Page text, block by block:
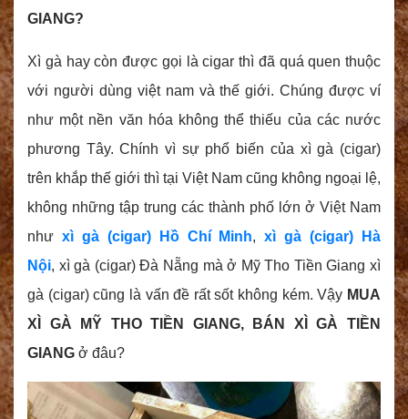
GIANG?
Xì gà hay còn được gọi là cigar thì đã quá quen thuộc
với người dùng việt nam và thế giới. Chúng được ví
như một nền văn hóa không thể thiếu của các nước
phương Tây. Chính vì sự phổ biến của xì gà (cigar)
trên khắp thế giới thì tại Việt Nam cũng không ngoại lệ,
không những tập trung các thành phố lớn ở Việt Nam
như xì gà (cigar) Hồ Chí Minh,xì gà (cigar) Hà
Nội, xì gà (cigar) Đà Nẵng mà ở Mỹ Tho Tiền Giang xì
gà (cigar) cũng là vấn đề rất sốt không kém. Vậy MUA
XÌ GÀ MỸ THO TIỀN GIANG, BÁN XÌ GÀ TIỀN
GIANG ở đâu?